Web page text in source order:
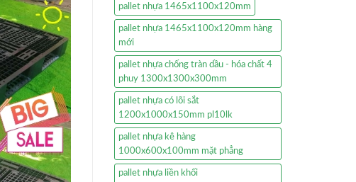
pallet nhựa 1465x1100x120mm
pallet nhựa 1465x1100x120mm hàng
mới
pallet nhựa chống tràn dầu - hóa chất 4
phuy 1300x1300x300mm
pallet nhựa có lõi sắt
1200x1000x150mm pl10lk
pallet nhựa kê hàng
1000x600x100mm mặt phẳng
pallet nhựa liền khối